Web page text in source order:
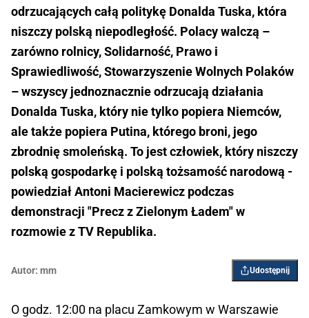
odrzucających całą politykę Donalda Tuska, która
niszczy polską niepodległość. Polacy walczą –
zarówno rolnicy, Solidarność, Prawo i
Sprawiedliwość, Stowarzyszenie Wolnych Polaków
– wszyscy jednoznacznie odrzucają działania
Donalda Tuska, który nie tylko popiera Niemców,
ale także popiera Putina, którego broni, jego
zbrodnię smoleńską. To jest człowiek, który niszczy
polską gospodarkę i polską tożsamość narodową -
powiedział Antoni Macierewicz podczas
demonstracji "Precz z Zielonym Ładem" w
rozmowie z TV Republika.
Autor: mm Udostępnij
O godz. 12:00 na placu Zamkowym w Warszawie